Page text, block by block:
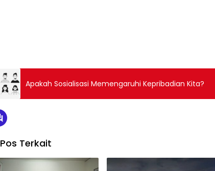
Apakah Sosialisasi Memengaruhi Kepribadian Kita?
Pos Terkait